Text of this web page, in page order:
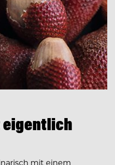
eigentlich
mit einem